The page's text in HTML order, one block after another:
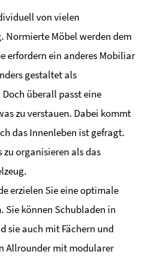
von vielen
Normierte Möbel werden dem
erfordern ein anderes Mobiliar
gestaltet als
überall passt eine
zu verstauen. Dabei kommt
das Innenleben ist gefragt.
zu organisieren als das
erzielen Sie eine optimale
Sie können Schubladen in
sie auch mit Fächern und
Allrounder mit modularer